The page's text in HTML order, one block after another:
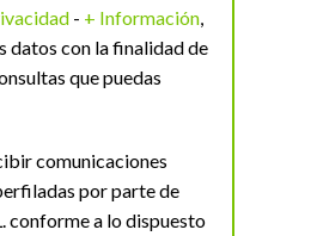
- + Información,
datos con la finalidad de
que puedas
comunicaciones
por parte de
conforme a lo dispuesto